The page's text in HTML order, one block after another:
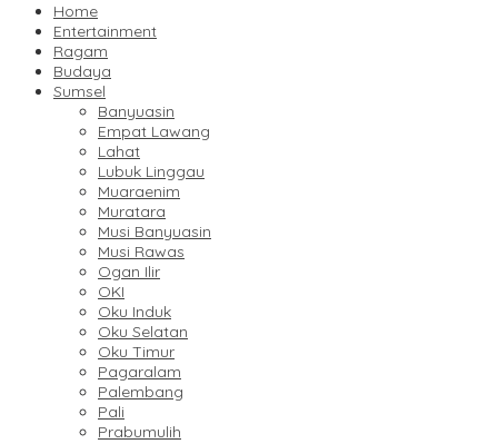
Home
Entertainment
Ragam
Budaya
Sumsel
Banyuasin
Empat Lawang
Lahat
Lubuk Linggau
Muaraenim
Muratara
Musi Banyuasin
Musi Rawas
Ogan Ilir
OKI
Oku Induk
Oku Selatan
Oku Timur
Pagaralam
Palembang
Pali
Prabumulih